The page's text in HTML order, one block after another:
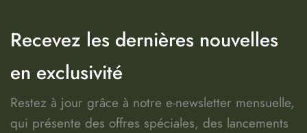
Recevez les dernières nouvelles
en exclusivité
Restez à jour grâce à notre e-newsletter mensuelle,
qui présente des offres spéciales, des lancements